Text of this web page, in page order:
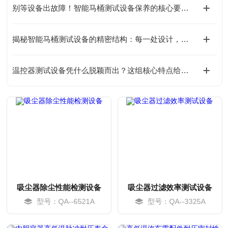
别等设备出故障！智能马桶测试设备保养的核心要点，早知道早省心
揭秘智能马桶测试设备的精密结构：每一处设计，都在为精准把关！
温控器测试设备凭什么脱颖而出？这组核心特点给出答案
吸尘器除尘性能检测设备
型号：QA--6521A
吸尘器过滤效率测试设备
型号：QA--3325A